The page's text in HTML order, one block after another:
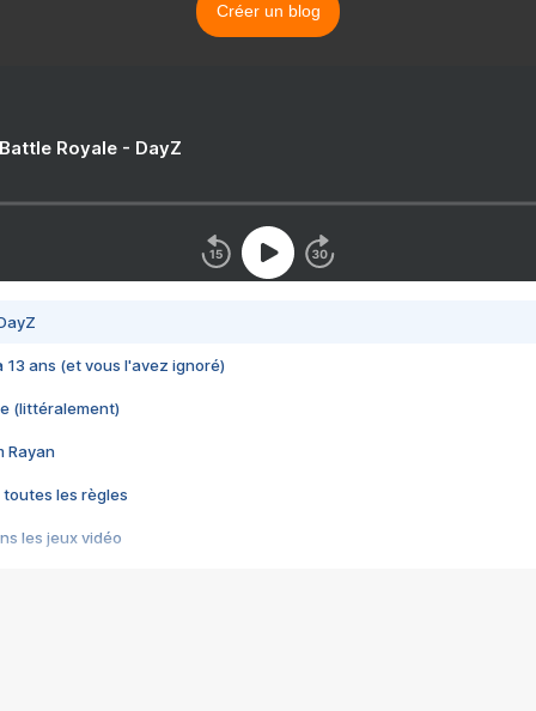
Créer un blog
Royale - DayZ
13 ans (et vous l'avez ignoré)
(littéralement)
Rayan
toutes les règles
les jeux vidéo